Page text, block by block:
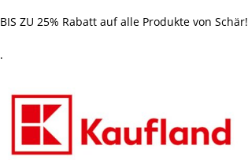
BIS ZU 25% Rabatt auf alle Produkte von Schär!
.